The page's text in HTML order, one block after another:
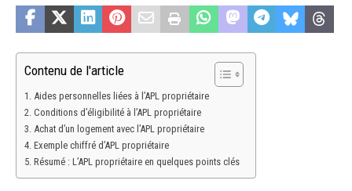
Contenu de l'article
Aides personnelles liées à l’APL propriétaire
Conditions d’éligibilité à l’APL propriétaire
Achat d’un logement avec l’APL propriétaire
Exemple chiffré d’APL propriétaire
Résumé : L’APL propriétaire en quelques points clés